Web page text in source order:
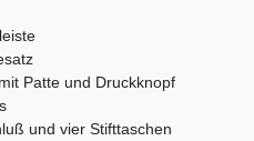
Patte und Druckknopf
und vier Stifttaschen